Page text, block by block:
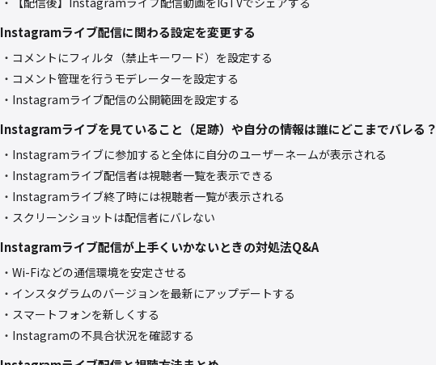
Instagramライブ配信に関わる設定を変更する
コメントにフィルタ（禁止キーワード）を設定する
コメント管理を行うモデレーターを設定する
Instagramライブ配信の公開範囲を設定する
Instagramライブを見ていること（足跡）や自分の情報は誰にどこまでバレる？
Instagramライブに参加すると全体に自分のユーザーネームが表示される
Instagramライブ配信者は視聴者一覧を表示できる
Instagramライブ終了時には視聴者一覧が表示される
スクリーンショットは配信者にバレない
Instagramライブ配信が上手くいかないときの対処法Q&A
Wi-Fiなどの通信環境を安定させる
インスタグラムのバージョンを最新にアップデートする
スマートフォンを新しくする
Instagramの不具合状況を確認する